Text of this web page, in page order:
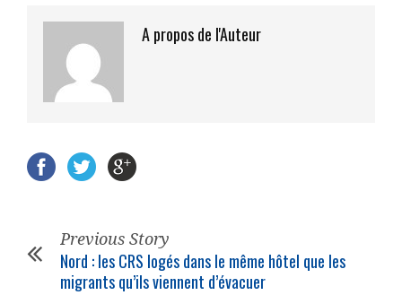
A propos de l'Auteur
Previous Story
Nord : les CRS logés dans le même hôtel que les
migrants qu’ils viennent d’évacuer